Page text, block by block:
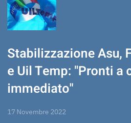
Stabilizzazione Asu,
e Uil Temp: "Pronti a
immediato"
17 Novembre 2022